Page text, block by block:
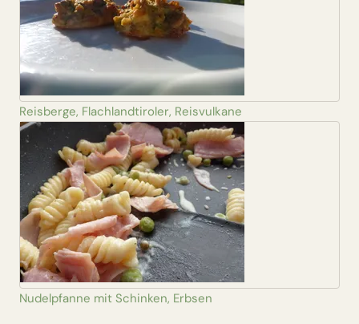
Reisberge, Flachlandtiroler, Reisvulkane
Nudelpfanne mit Schinken, Erbsen